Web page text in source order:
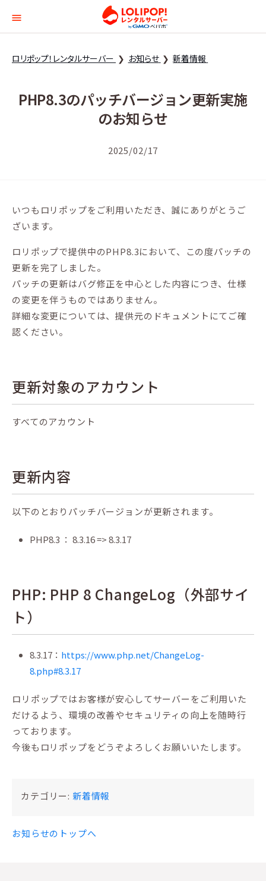
ロリポップ！レンタル
ロリポップ！レンタルサーバー お知らせ 新着情報
PHP8.3のパッチバージョン更新実施
のお知らせ
2025/02/17
いつもロリポップをご利用いただき、誠にありがとうご
ざいます。
ロリポップで提供中のPHP8.3において、この度パッチの
更新を完了しました。
パッチの更新はバグ修正を中心とした内容につき、仕様
の変更を伴うものではありません。
詳細な変更については、提供元のドキュメントにてご確
認ください。
更新対象のアカウント
すべてのアカウント
更新内容
以下のとおりパッチバージョンが更新されます。
PHP8.3 ： 8.3.16 => 8.3.17
PHP: PHP 8 ChangeLog（外部サイ
ト）
8.3.17： https://www.php.net/ChangeLog-
8.php#8.3.17
ロリポップではお客様が安心してサーバーをご利用いた
だけるよう、環境の改善やセキュリティの向上を随時行
っております。
今後もロリポップをどうぞよろしくお願いいたします。
カテゴリー: 新着情報
お知らせのトップへ